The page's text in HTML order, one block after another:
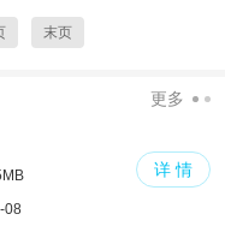
末页
更多
08
详 情